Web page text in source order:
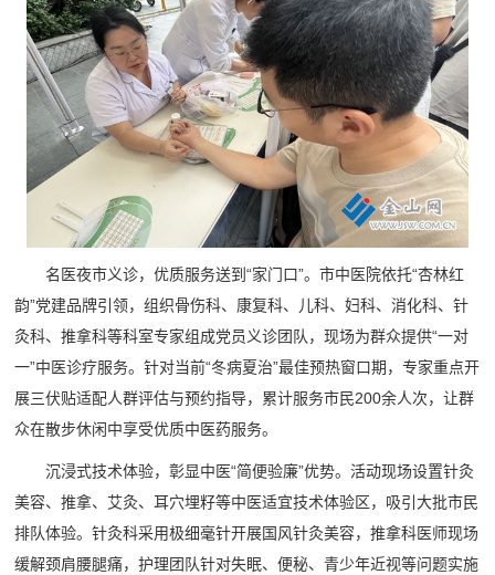
名医夜市义诊，优质服务送到“家门口”。市中医院依托“杏林红
韵”党建品牌引领，组织骨伤科、康复科、儿科、妇科、消化科、针
灸科、推拿科等科室专家组成党员义诊团队，现场为群众提供“一对
一”中医诊疗服务。针对当前“冬病夏治”最佳预热窗口期，专家重点开
展三伏贴适配人群评估与预约指导，累计服务市民200余人次，让群
众在散步休闲中享受优质中医药服务。
沉浸式技术体验，彰显中医“简便验廉”优势。活动现场设置针灸
美容、推拿、艾灸、耳穴埋籽等中医适宜技术体验区，吸引大批市民
排队体验。针灸科采用极细毫针开展国风针灸美容，推拿科医师现场
缓解颈肩腰腿痛，护理团队针对失眠、便秘、青少年近视等问题实施